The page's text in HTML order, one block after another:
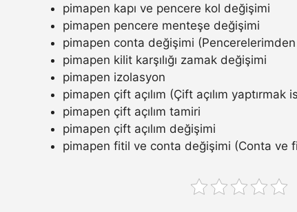
pimapen kapı ve pencere kol değişimi
pimapen pencere menteşe değişimi
pimapen conta değişimi
pimapen kilit karşılığı zamak değişimi
pimapen izolasyon
pimapen çift açılım (Çift açılım yaptırmak
pimapen çift açılım tamiri
pimapen çift açılım değişimi
pimapen fitil ve conta değişimi (Conta ve